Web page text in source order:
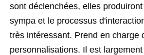
sont déclenchées, elles
sympa et le processus
très intéressant. Prend en charge
personnalisations. Il est